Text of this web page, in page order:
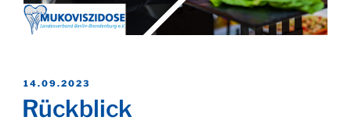
VERÖFFENTLICHT
14.09.2023
Rückblick